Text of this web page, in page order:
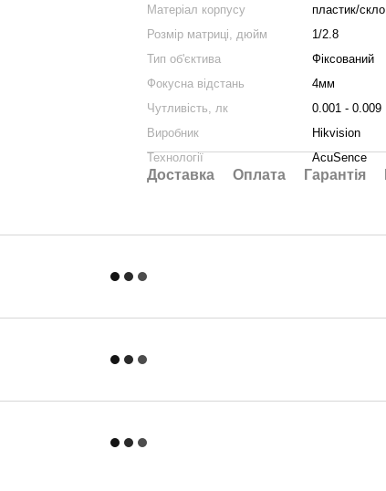
Матеріал корпусу
пластик/скло
Розмір матриці, дюйм
1/2.8
Тип об'єктива
Фіксований
Фокусна відстань
4мм
Чутливість, лк
0.001 - 0.009
Виробник
Hikvision
Технології
AcuSence
Доставка Оплата Гарантія